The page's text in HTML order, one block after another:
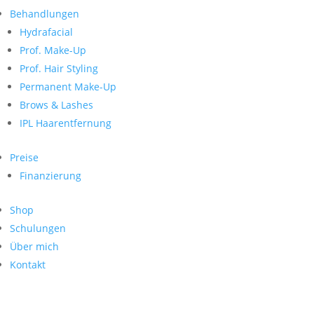
Behandlungen
Hydrafacial
Prof. Make-Up
Prof. Hair Styling
Permanent Make-Up
Brows & Lashes
IPL Haarentfernung
Preise
Finanzierung
Shop
Schulungen
Über mich
Kontakt
nach:
Neueste Kommentare
Archiv
Kategorien
Keine Kategorien
Meta
Anmelden
Feed der Einträge
WordPress.org
Search
nach:
Archive
Kontakt
Impressum
Datenschutz